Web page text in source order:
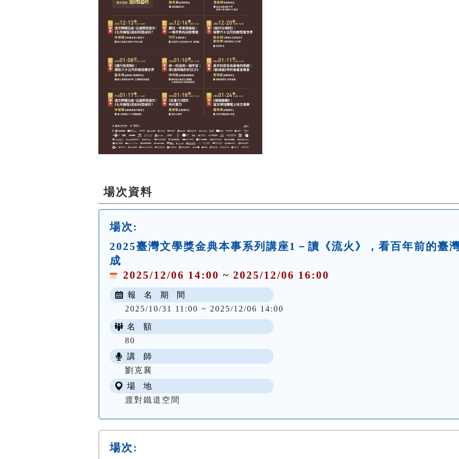
場次資料
場次:
2025臺灣文學獎金典本事系列講座1－讀《流火》，看百年前的臺
成
2025/12/06 14:00 ~ 2025/12/06 16:00
報 名 期 間
2025/10/31 11:00 ~ 2025/12/06 14:00
名 額
80
講 師
劉克襄
場 地
渡對鐵道空間
場次: